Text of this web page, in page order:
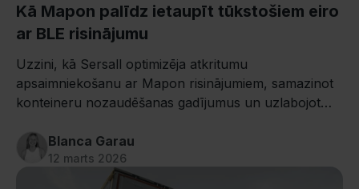
Kā Mapon palīdz ietaupīt tūkstošiem eiro
ar BLE risinājumu
Uzzini, kā Sersall optimizēja atkritumu
apsaimniekošanu ar Mapon risinājumiem, samazinot
konteineru nozaudēšanas gadījumus un uzlabojot
Blanca Garau
12 marts 2026